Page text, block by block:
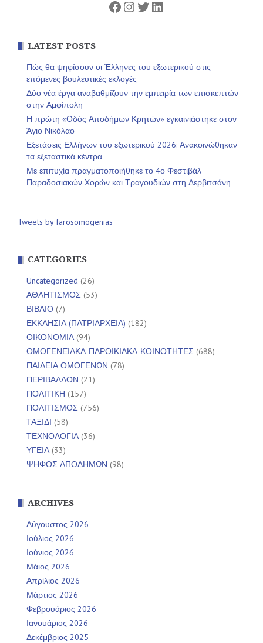
Facebook
Instagram
Twitter
Linkedin
LATEST POSTS
Πώς θα ψηφίσουν οι Έλληνες του εξωτερικού στις
επόμενες βουλευτικές εκλογές
Δύο νέα έργα αναβαθμίζουν την εμπειρία των επισκεπτών
στην Αμφίπολη
Η πρώτη «Οδός Αποδήμων Κρητών» εγκαινιάστηκε στον
Άγιο Νικόλαο
Εξετάσεις Ελλήνων του εξωτερικού 2026: Ανακοινώθηκαν
τα εξεταστικά κέντρα
Με επιτυχία πραγματοποιήθηκε το 4ο Φεστιβάλ
Παραδοσιακών Χορών και Τραγουδιών στη Δερβιτσάνη
Tweets by farosomogenias
CATEGORIES
Uncategorized (26)
ΑΘΛΗΤΙΣΜΟΣ (53)
ΒΙΒΛΙΟ (7)
ΕΚΚΛΗΣΙΑ (ΠΑΤΡΙΑΡΧΕΙΑ) (182)
ΟΙΚΟΝΟΜΙΑ(94)
ΟΜΟΓΕΝΕΙΑΚΑ-ΠΑΡΟΙΚΙΑΚΑ-ΚΟΙΝΟΤΗΤΕΣ (688)
ΠΑΙΔΕΙΑ ΟΜΟΓΕΝΩΝ (78)
ΠΕΡΙΒΑΛΛΟΝ (21)
ΠΟΛΙΤΙΚΗ (157)
ΠΟΛΙΤΙΣΜΟΣ (756)
ΤΑΞΙΔΙ (58)
ΤΕΧΝΟΛΟΓΙΑ(36)
ΥΓΕΙΑ(33)
ΨΗΦΟΣ ΑΠΟΔΗΜΩΝ (98)
ARCHIVES
Αύγουστος 2026
Ιούλιος 2026
Ιούνιος 2026
Μάιος 2026
Απρίλιος 2026
Μάρτιος 2026
Φεβρουάριος 2026
Ιανουάριος 2026
Δεκέμβριος 2025